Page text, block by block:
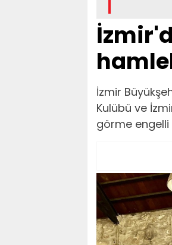
İzmir
Kulübü ve
görme engelli